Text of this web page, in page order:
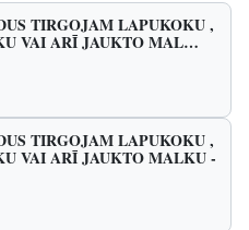
TIRGOJAM LAPUKOKU ,
VAI ARĪ JAUKTO MAL…
TIRGOJAM LAPUKOKU ,
VAI ARĪ JAUKTO MALKU -